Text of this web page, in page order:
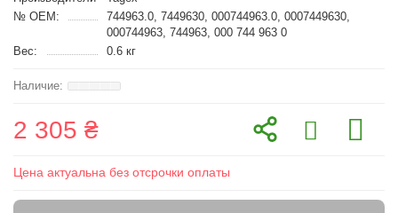
№ OEM:
744963.0, 7449630, 000744963.0, 0007449630,
000744963, 744963, 000 744 963 0
Вес:
0.6 кг
2 305 ₴
Цена актуальна без отсрочки оплаты